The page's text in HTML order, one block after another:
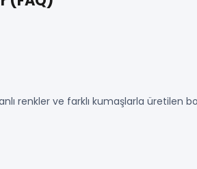
renkler ve farklı kumaşlarla